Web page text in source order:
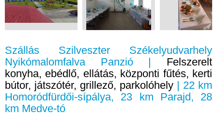
Szállás Szilveszter Székelyudvarhely
Nyikómalomfalva Panzió | Felszerelt
konyha, ebédlő, ellátás, központi fűtés, kerti
bútor, játszótér, grillező, parkolóhely | 22 km
Homoródfürdői-sípálya, 23 km Parajd, 28
km Medve-tó